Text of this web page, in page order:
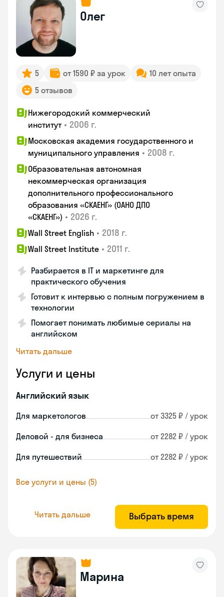
Олег
5 от 1590 ₽ за урок
10 лет опыта
5 отзывов
Нижегородский коммерческий
институт • 2006 г.
Московская академия государственного и
муниципального управления • 2008 г.
Образовательная автономная
некоммерческая организация
дополнительного профессионального
образования «СКАЕНГ» (ОАНО ДПО
«СКАЕНГ») • 2026 г.
Wall Street English • 2018 г.
Wall Street Institute • 2011 г.
Разбирается в IT и маркетинге для
практического обучения
Готовит к интервью с полным погружением в
технологии
Помогает понимать любимые сериалы на
английском
Читать дальше
Услуги и цены
Английский язык
Для маркетологов от 3325 ₽ / урок
Деловой - для бизнеса от 2282 ₽ / урок
Для путешествий от 2282 ₽ / урок
Все услуги и цены (5)
Читать дальше Выбрать время
Марина